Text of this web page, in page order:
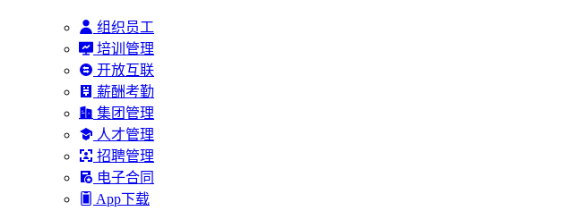
组织员工
培训管理
开放互联
薪酬考勤
集团管理
人才管理
招聘管理
电子合同
App下载